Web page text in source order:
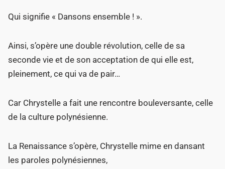
Qui signifie « Dansons ensemble ! ».
Ainsi, s’opère une double révolution, celle de sa
seconde vie et de son acceptation de qui elle est,
pleinement, ce qui va de pair…
Car Chrystelle a fait une rencontre bouleversante, celle
de la culture polynésienne.
La Renaissance s’opère, Chrystelle mime en dansant
les paroles polynésiennes,